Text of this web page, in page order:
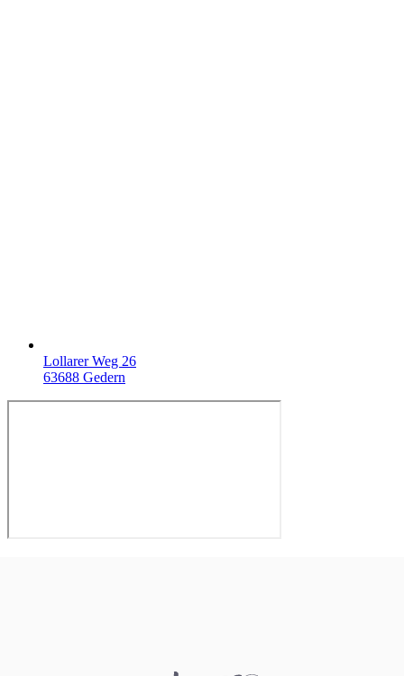
Lollarer Weg 26
63688 Gedern